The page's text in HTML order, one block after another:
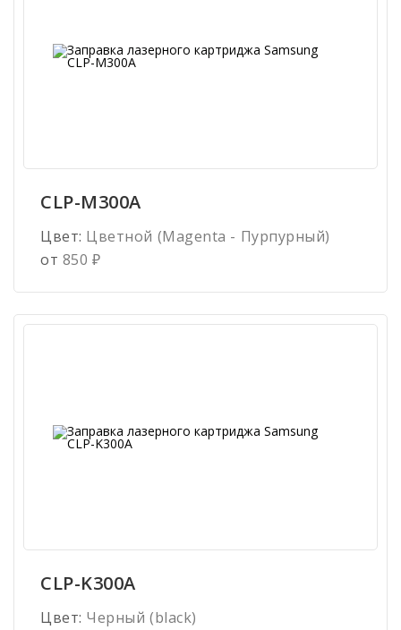
CLP-M300A
Цвет: Цветной (Magenta - Пурпурный)
от 850 ₽
CLP-K300A
Цвет: Черный (black)